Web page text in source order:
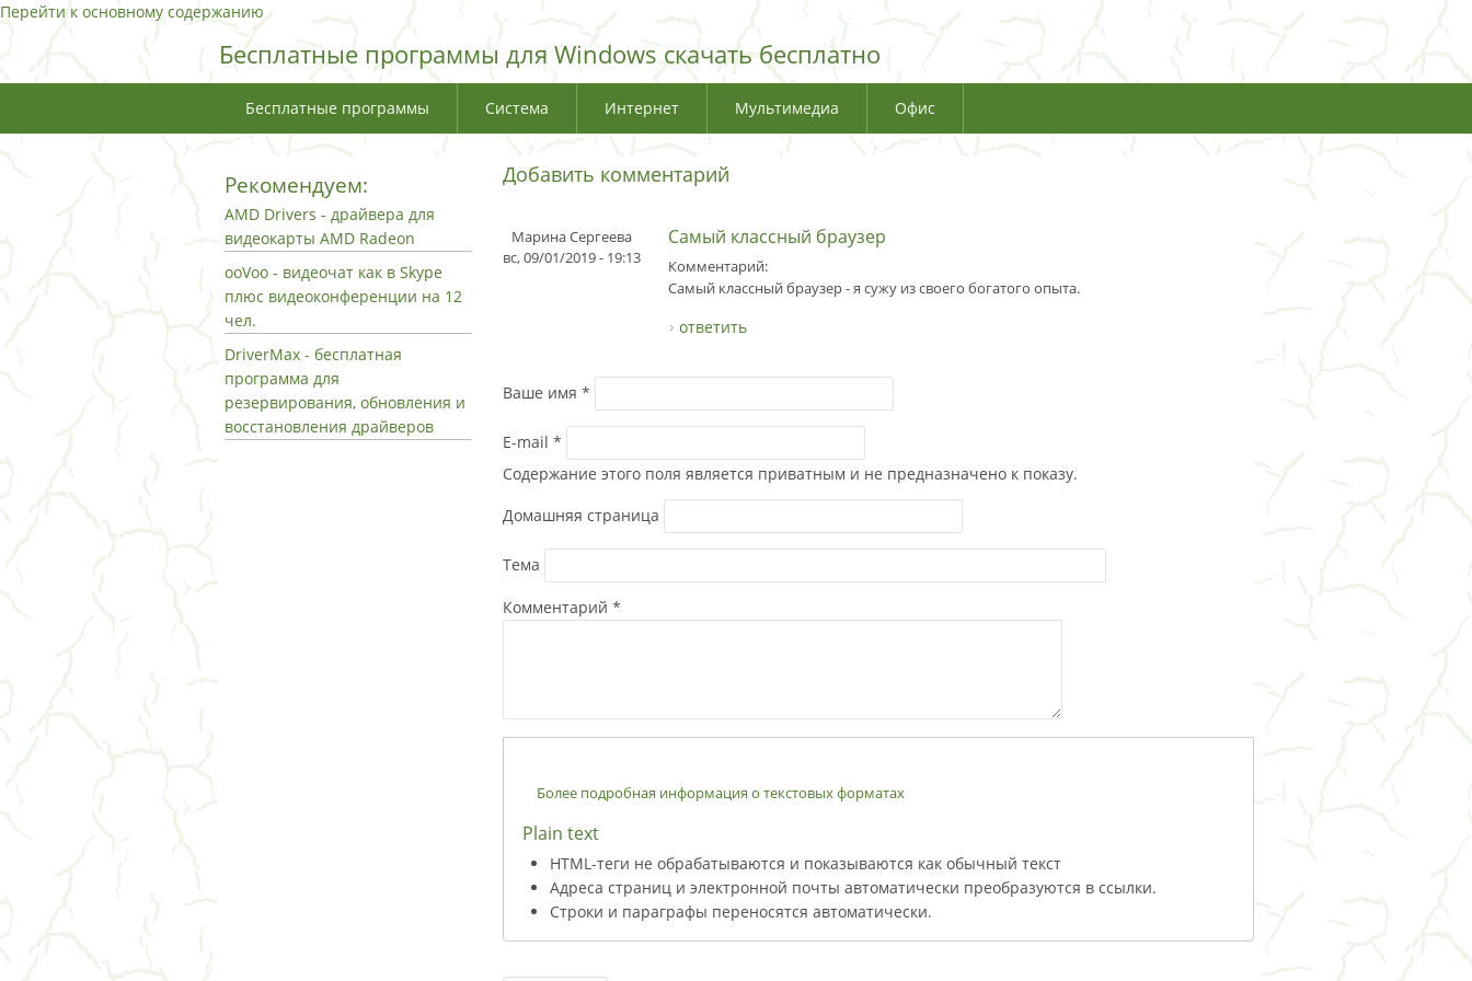
Перейти к основному содержанию
Бесплатные программы для Windows скачать бесплатно
Бесплатные программы Система Интернет Мультимедиа Офис
Добавить комментарий
Марина Сергеева
вс, 09/01/2019 - 19:13
Самый классный браузер
Комментарий:
Самый классный браузер - я сужу из своего богатого опыта.
ответить
Ваше имя *
E-mail *
Содержание этого поля является приватным и не предназначено к показу.
Домашняя страница
Тема
Комментарий *
Более подробная информация о текстовых форматах
Plain text
HTML-теги не обрабатываются и показываются как обычный текст
Адреса страниц и электронной почты автоматически преобразуются в ссылки.
Строки и параграфы переносятся автоматически.
Рекомендуем:
AMD Drivers - драйвера для
видеокарты AMD Radeon
ooVoo - видеочат как в Skype
плюс видеоконференции на 12
чел.
DriverMax - бесплатная
программа для
резервирования, обновления и
восстановления драйверов